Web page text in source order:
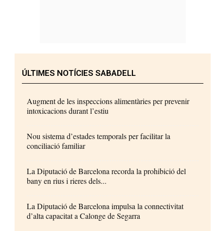
ÚLTIMES NOTÍCIES SABADELL
Augment de les inspeccions alimentàries per prevenir
intoxicacions durant l’estiu
Nou sistema d’estades temporals per facilitar la
conciliació familiar
La Diputació de Barcelona recorda la prohibició del
bany en rius i rieres dels...
La Diputació de Barcelona impulsa la connectivitat
d’alta capacitat a Calonge de Segarra